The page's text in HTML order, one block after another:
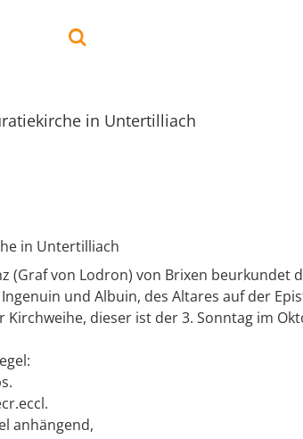
in Untertilliach
in Untertilliach
(Graf von Lodron) von Brixen beurkundet
und Albuin, des Altares auf der
Kirchweihe, dieser ist der 3. Sonntag im
anhängend,